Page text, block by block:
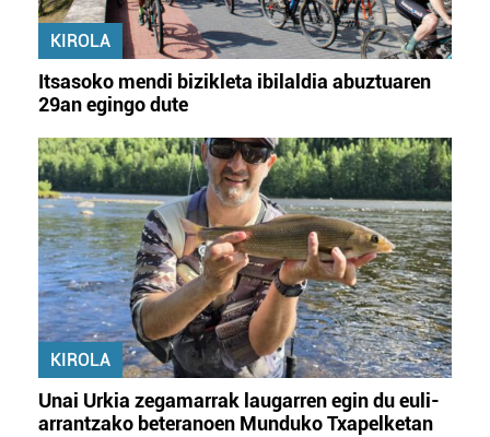
KIROLA
Itsasoko mendi bizikleta ibilaldia abuztuaren
29an egingo dute
KIROLA
Unai Urkia zegamarrak laugarren egin du euli-
arrantzako beteranoen Munduko Txapelketan